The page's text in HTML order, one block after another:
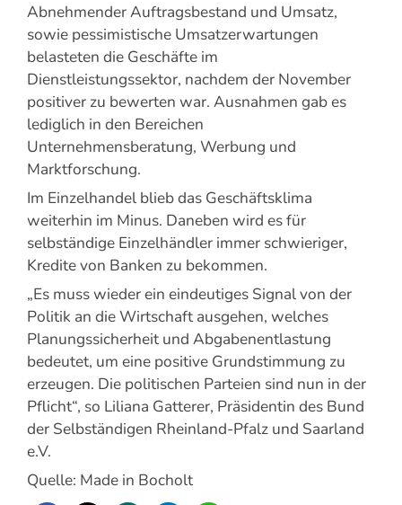
Abnehmender Auftragsbestand und Umsatz,
sowie pessimistische Umsatzerwartungen
belasteten die Geschäfte im
Dienstleistungssektor, nachdem der November
positiver zu bewerten war. Ausnahmen gab es
lediglich in den Bereichen
Unternehmensberatung, Werbung und
Marktforschung.
Im Einzelhandel blieb das Geschäftsklima
weiterhin im Minus. Daneben wird es für
selbständige Einzelhändler immer schwieriger,
Kredite von Banken zu bekommen.
„Es muss wieder ein eindeutiges Signal von der
Politik an die Wirtschaft ausgehen, welches
Planungssicherheit und Abgabenentlastung
bedeutet, um eine positive Grundstimmung zu
erzeugen. Die politischen Parteien sind nun in der
Pflicht“, so Liliana Gatterer, Präsidentin des Bund
der Selbständigen Rheinland-Pfalz und Saarland
e.V.
Quelle: Made in Bocholt